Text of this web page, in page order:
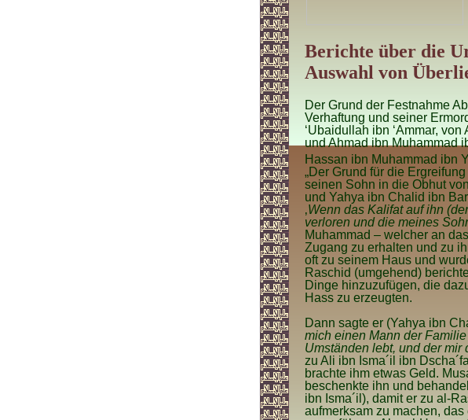
Berichte über die
Auswahl von
Der Grund der Festnahme
Verhaftung und seiner
‘Ubaidullah ibn ‘Ammar,
und Ahmad ibn Muhammad
Hassan ibn Muhammad ibn
„Der Grund für die
seinen Sohn in die Obhut
und Yahya ibn Chalid ibn
‚Wenn das Kalifat auf ihn
verloren und die meines
Muhammad – welcher an
Zugang zu erhalten und zu
oft zu seinem Haus und
Raschid (umgehend)
Dinge hinzuzufügen, die
Hass zu erzeugten.
Dann sagte er (Yahya ibn
mich einen Mann der
Umständen lebt, und der mir
zu Ali ibn Isma´il ibn
brachte ihm etwas Geld.
beschenkte ihn und
ibn Isma´il), damit er zu al-
aufmerksam zu machen,